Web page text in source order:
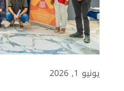
يونيو 1, 2026